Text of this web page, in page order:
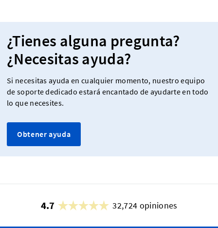
¿Tienes alguna pregunta?
¿Necesitas ayuda?
Si necesitas ayuda en cualquier momento, nuestro equipo
de soporte dedicado estará encantado de ayudarte en todo
lo que necesites.
Obtener ayuda
4.7 32,724 opiniones